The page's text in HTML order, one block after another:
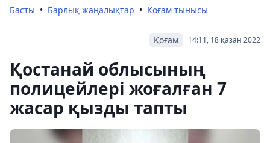
Басты Барлық жаңалықтар Қоғам тынысы
14:11, 18 қазан 2022
Қоғам
Қостанай облысының
полицейлері жоғалған 7
жасар қызды тапты